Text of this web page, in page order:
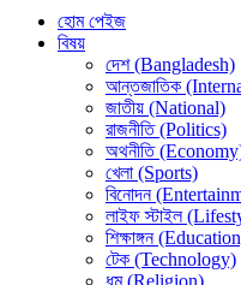
হোম পেইজ
বিষয়
দেশ (Bangladesh)
আন্তজাতিক
জাতীয় (National)
রাজনীতি (Politics)
অথনীতি
খেলা (Sports)
বিনোদন
লাইফ স্টাইল
শিক্ষাঙ্গন
টেক (Technology)